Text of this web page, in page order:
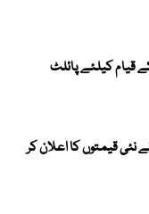
قیام کیلئے پائلٹ
نئی قیمتوں کا اعلان کر